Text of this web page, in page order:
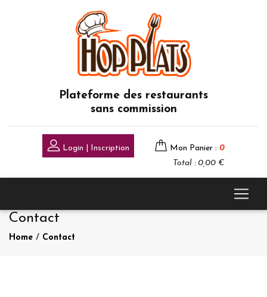
Plateforme des restaurants
sans commission
Login | Inscription Mon Panier : 0
Total : 0,00 €
Contact
Home / Contact